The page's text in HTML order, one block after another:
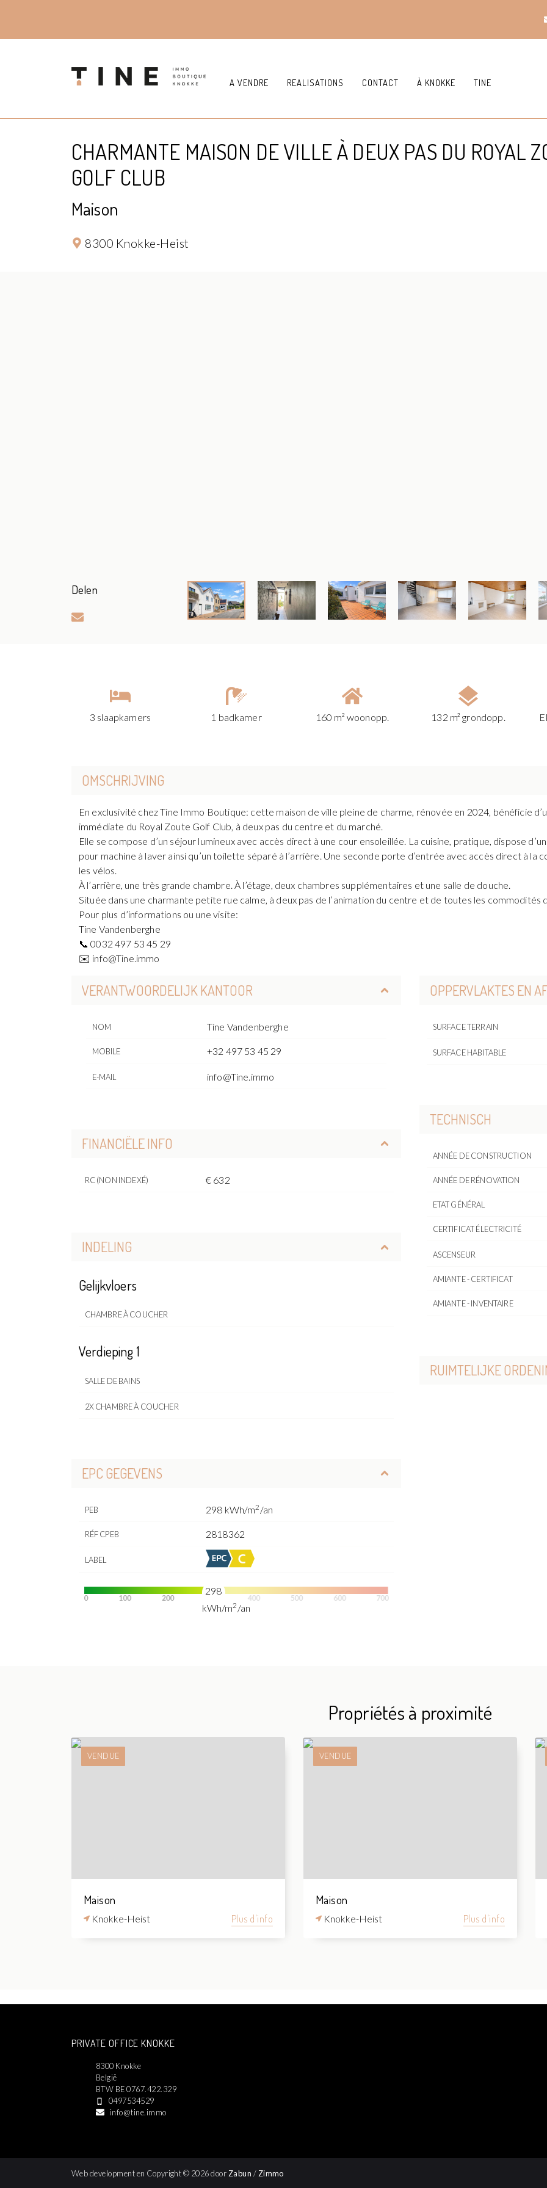
A VENDRE REALISATIONS CONTACT À KNOKKE TINE
CHARMANTE MAISON DE VILLE À DEUX PAS DU ROYAL
GOLF CLUB
Maison
8300 Knokke-Heist
Delen
3 slaapkamers 1 badkamer 160 m² woonopp. 132 m² grondopp.
OMSCHRIJVING
En exclusivité chez Tine Immo Boutique: cette maison de ville pleine de charme, rénovée en 2024, bénéficie
immédiate du Royal Zoute Golf Club, à deux pas du centre et du marché.
Elle se compose d’un séjour lumineux avec accès direct à une cour ensoleillée. La cuisine, pratique, dispose
pour machine à laver ainsi qu’un toilette séparé à l’arrière. Une seconde porte d’entrée avec accès direct à
les vélos.
À l’arrière, une très grande chambre. À l’étage, deux chambres supplémentaires et une salle de douche.
Située dans une charmante petite rue calme, à deux pas de l’animation du centre et de toutes les commodités
Pour plus d’informations ou une visite:
Tine Vandenberghe
📞 0032 497 53 45 29
✉️ info@Tine.immo
VERANTWOORDELIJK KANTOOR
NOM Tine Vandenberghe
MOBILE +32 497 53 45 29
E-MAIL info@Tine.immo
FINANCIËLE INFO
RC (NON INDEXÉ) € 632
INDELING
Gelijkvloers
CHAMBRE À COUCHER
Verdieping 1
SALLE DE BAINS
2X CHAMBRE À COUCHER
EPC GEGEVENS
PEB 298 kWh/m2 /an
RÉF CPEB 2818362
LABEL
298
kWh/m2 /an
OPPERVLAKTES EN
SURFACE TERRAIN
SURFACE HABITABLE
TECHNISCH
ANNÉE DE CONSTRUCTION
ANNÉE DE RÉNOVATION
ETAT GÉNÉRAL
CERTIFICAT ÉLECTRICITÉ
ASCENSEUR
AMIANTE - CERTIFICAT
AMIANTE - INVENTAIRE
RUIMTELIJKE
Propriétés à proximité
VENDUE
Maison
Knokke-Heist Plus d'info
VENDUE
Maison
Knokke-Heist Plus d'info
PRIVATE OFFICE KNOKKE
8300 Knokke
België
BTW BE 0767.422.329
0497534529
info@tine.immo
Web development en Copyright © 2026 door Zabun / Zimmo